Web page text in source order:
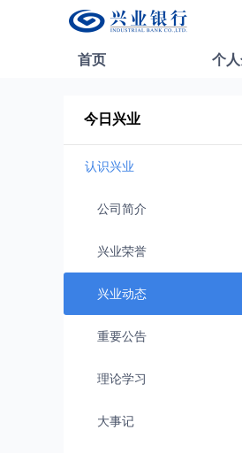
首页 个
今日兴业
认识兴业
公司简介
兴业荣誉
兴业动态
重要公告
理论学习
大事记